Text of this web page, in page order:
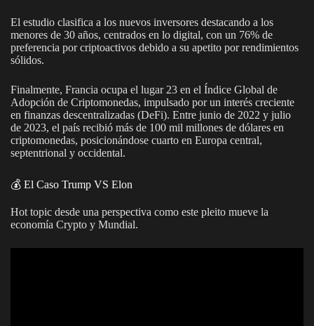
El estudio clasifica a los nuevos inversores destacando a los
menores de 30 años, centrados en lo digital, con un 76% de
preferencia por criptoactivos debido a su apetito por rendimientos
sólidos.
Finalmente, Francia ocupa el lugar 23 en el Índice Global de
Adopción de Criptomonedas, impulsado por un interés creciente
en finanzas descentralizadas (DeFi). Entre junio de 2022 y julio
de 2023, el país recibió más de 100 mil millones de dólares en
criptomonedas, posicionándose cuarto en Europa central,
septentrional y occidental.
💰 El Caso Trump VS Elon
Hot topic desde una perspectiva como este pleito mueve la
economía Crypto y Mundial.